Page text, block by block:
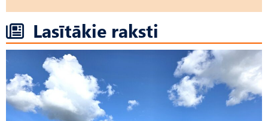
Lasītākie raksti